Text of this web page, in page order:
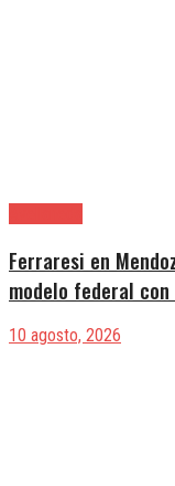
Ferraresi en
modelo federal
10 agosto, 2026